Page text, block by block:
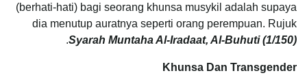
(berhati-hati) bagi seorang khunsa musykil adalah supaya
dia menutup auratnya seperti orang perempuan. Rujuk
Syarah Muntaha Al-Iradaat, Al-Buhuti (1/150)
.
Khunsa Dan Transgender